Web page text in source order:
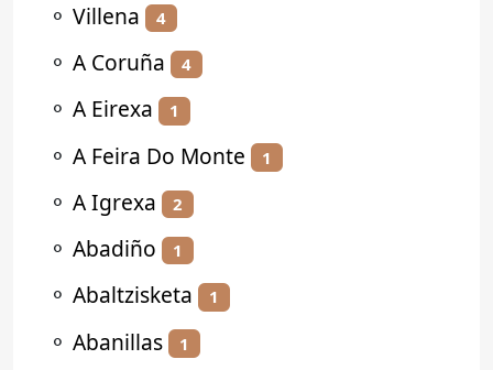
⚬ Villena 4
⚬ A Coruña 4
⚬ A Eirexa 1
⚬ A Feira Do Monte 1
⚬ A Igrexa 2
⚬ Abadiño 1
⚬ Abaltzisketa 1
⚬ Abanillas 1